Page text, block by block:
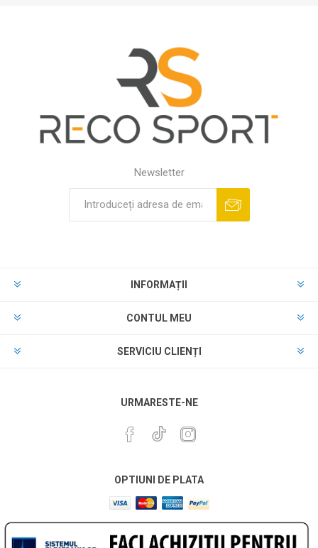
Newsletter
INFORMAȚII
CONTUL MEU
SERVICIU CLIENȚI
URMARESTE-NE
OPTIUNI DE PLATA